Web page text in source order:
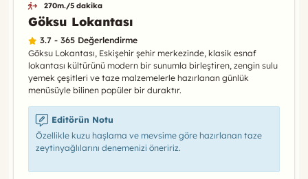
270m./5 dakika
Göksu Lokantası
3.7 - 365 Değerlendirme
Göksu Lokantası, Eskişehir şehir merkezinde, klasik esnaf
lokantası kültürünü modern bir sunumla birleştiren, zengin sulu
yemek çeşitleri ve taze malzemelerle hazırlanan günlük
menüsüyle bilinen popüler bir duraktır.
Editörün Notu
Özellikle kuzu haşlama ve mevsime göre hazırlanan taze
zeytinyağlılarını denemenizi öneririz.